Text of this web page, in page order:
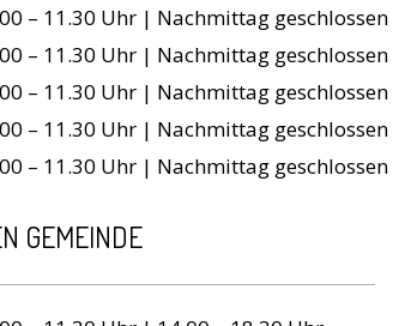
– 11.30 Uhr | Nachmittag geschlossen
– 11.30 Uhr | Nachmittag geschlossen
– 11.30 Uhr | Nachmittag geschlossen
– 11.30 Uhr | Nachmittag geschlossen
– 11.30 Uhr | Nachmittag geschlossen
GEMEINDE